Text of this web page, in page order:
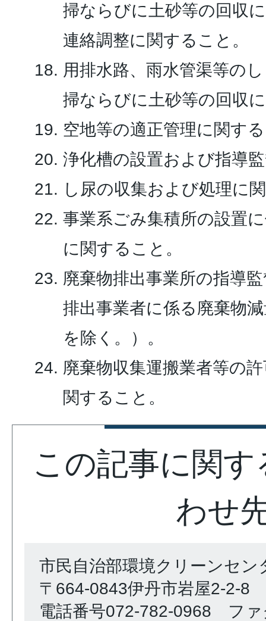
掃ならびに土砂等の回収
連絡調整に関すること。
用排水路、雨水管渠等の
掃ならびに土砂等の回収
空地等の適正管理に関す
浄化槽の設置および指導
し尿の収集および処理に
事業系ごみ集積所の設置
に関すること。
廃棄物排出事業所の指導
排出事業者に係る廃棄物
を除く。）。
廃棄物収集運搬業者等の
関すること。
この記事に関
わせ
市民自治部環境クリーンセン
〒664-0843伊丹市岩屋2-2-8
電話番号072-782-0968 ファ